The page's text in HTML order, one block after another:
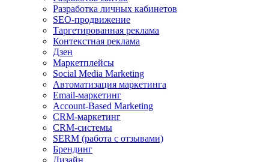
Разработка личных кабинетов
SEO-продвижение
Таргетированная реклама
Контекстная реклама
Дзен
Маркетплейсы
Social Media Marketing
Автоматизация маркетинга
Email-маркетинг
Account-Based Marketing
CRM-маркетинг
CRM-системы
SERM (работа с отзывами)
Брендинг
Дизайн